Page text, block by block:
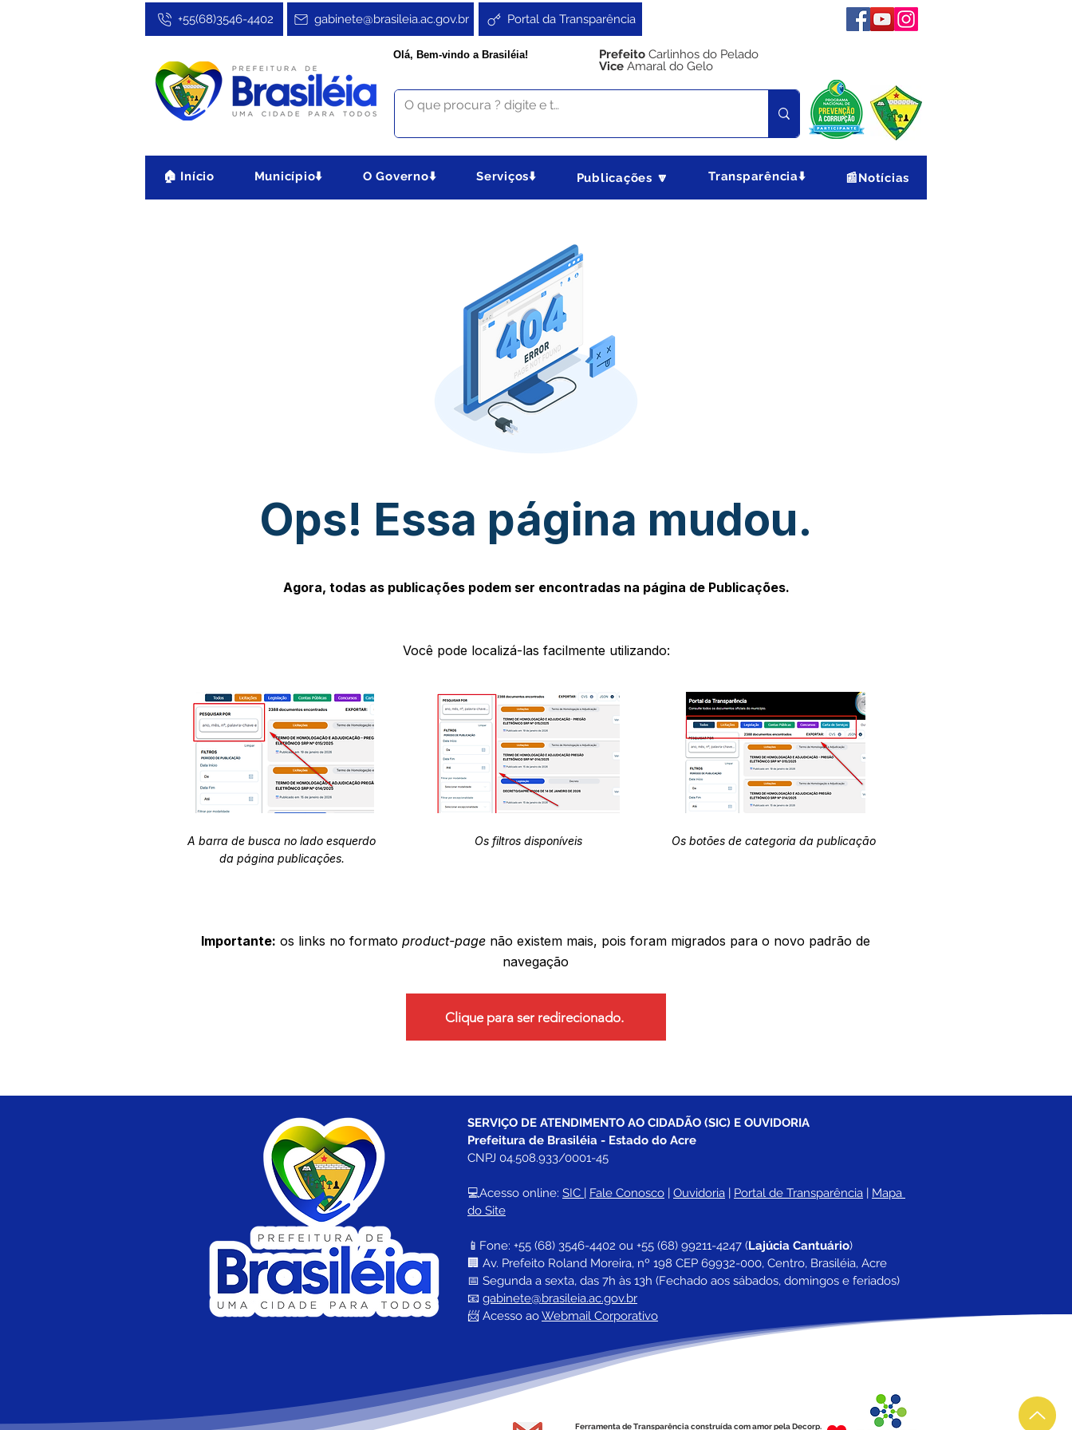
Portal da Transparência
gabinete@brasileia.ac.gov.br
+55(68)3546-4402
Olá, Bem-vindo a Brasiléia! Prefeito Carlinhos do Pelado
Vice Amaral do Gelo
🏠 Início Município⬇️ O Governo⬇️ Serviços⬇️ Publicações 🔽 Transparência⬇️ 📰Notícias
Ops! Essa página mudou.
Agora, todas as publicações podem ser encontradas na página de Publicações.
Você pode localizá-las facilmente utilizando:
A barra de busca no lado esquerdo
da página publicações.
Os filtros disponíveis Os botões de categoria da publicação
Importante: os links no formato product-page não existem mais, pois foram migrados para o novo padrão de
navegação
Clique para ser redirecionado.
SERVIÇO DE ATENDIMENTO AO CIDADÃO (SIC) E OUVIDORIA
Prefeitura de Brasiléia - Estado do Acre
CNPJ 04.508.933/0001-45
💻Acesso online: SIC | Fale Conosco | Ouvidoria | Portal de Transparência | Mapa
do Site
📱Fone: +55 (68) 3546-4402 ou +55 (68) 99211-4247 (Lajúcia Cantuário)
🏢 Av. Prefeito Roland Moreira, nº 198 CEP 69932-000, Centro, Brasiléia, Acre
📅 Segunda a sexta, das 7h às 13h (Fechado aos sábados, domingos e feriados)
📧 gabinete@brasileia.ac.gov.br
📨 Acesso ao Webmail Corporativo
Ferramenta de Transparência construída com amor pela Decorp.